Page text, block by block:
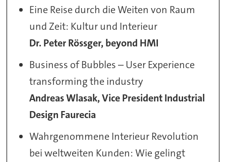
Eine Reise durch die Weiten von Raum
und Zeit: Kultur und Interieur
Dr. Peter Rössger, beyond HMI
Business of Bubbles – User Experience
transforming the industry
Andreas Wlasak, Vice President Industrial
Design Faurecia
Wahrgenommene Interieur Revolution
bei weltweiten Kunden: Wie gelingt